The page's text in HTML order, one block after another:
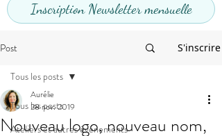
Inscription Newsletter mensuelle
Post S'inscrire
Tous les posts
Ateliers et autres événements
Tous les posts
Nouveau logo, nouveau nom,
Aurélie
28 nov. 2019